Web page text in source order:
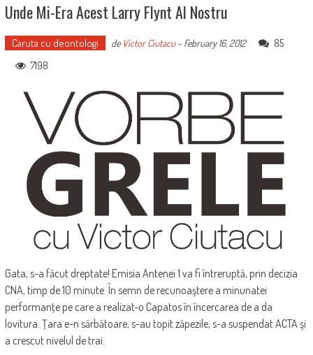
Unde Mi-Era Acest Larry Flynt Al Nostru
Caruta cu deontologi de Victor Ciutacu- February 16, 2012
85
7198
Gata, s-a făcut dreptate! Emisia Antenei 1 va fi întreruptă, prin decizia
CNA, timp de 10 minute. În semn de recunoaştere a minunatei
performanţe pe care a realizat-o Capatos în încercarea de a da
lovitura. Ţara e-n sărbătoare, s-au topit zăpezile, s-a suspendat ACTA şi
a crescut nivelul de trai.